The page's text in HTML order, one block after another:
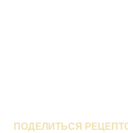
ПОДЕЛИТЬСЯ